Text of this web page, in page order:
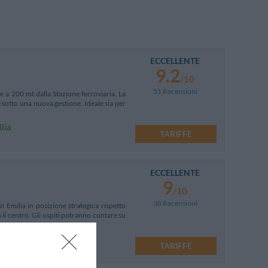
a 200 mt dalla Stazione ferroviaria. La
una nuova gestione. Ideale sia per
ECCELLENTE
9.2/10
51 Recensioni
TARIFFE
Emilia in posizione strategica rispetto
centro. Gli ospiti potranno contare su
ECCELLENTE
9/10
38 Recensioni
TARIFFE